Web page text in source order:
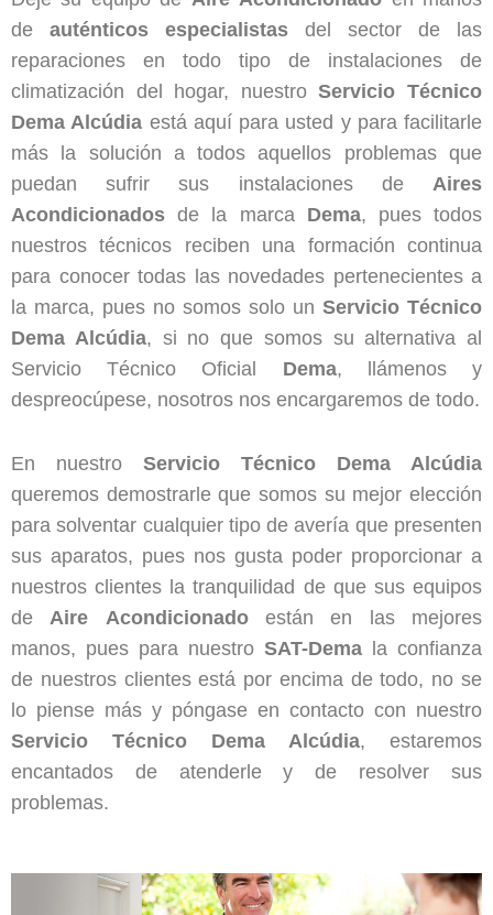
de auténticos especialistas del sector de las
reparaciones en todo tipo de instalaciones de
climatización del hogar, nuestroServicio Técnico
Dema Alcúdia está aquí para usted y para facilitarle
más la solución a todos aquellos problemas que
puedan sufrir sus instalaciones de Aires
Acondicionados de la marca Dema, pues todos
nuestros técnicos reciben una formación continua
para conocer todas las novedades pertenecientes a
la marca, pues no somos solo un Servicio Técnico
Dema Alcúdia, si no que somos su alternativa al
Servicio Técnico Oficial Dema, llámenos y
despreocúpese, nosotros nos encargaremos de todo.
En nuestro Servicio Técnico Dema Alcúdia
queremos demostrarle que somos su mejor elección
para solventar cualquier tipo de avería que presenten
sus aparatos, pues nos gusta poder proporcionar a
nuestros clientes la tranquilidad de que sus equipos
deAire Acondicionadoestán en las mejores
manos, pues para nuestro SAT-Dema la confianza
de nuestros clientes está por encima de todo, no se
lo piense más y póngase en contacto con nuestro
Servicio Técnico Dema Alcúdia, estaremos
encantados de atenderle y de resolver sus
problemas.